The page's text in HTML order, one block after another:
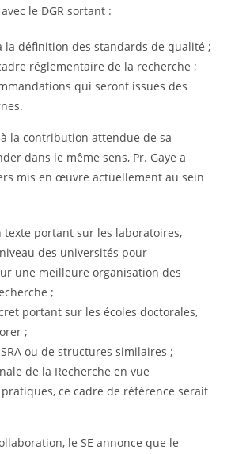
le DGR sortant :
la définition des standards de qualité ;
réglementaire de la recherche ;
qui seront issues des
à la contribution attendue de sa
dans le même sens, Pr. Gaye a
mis en œuvre actuellement au sein
texte portant sur les laboratoires,
des universités pour
une meilleure organisation des
;
portant sur les écoles doctorales,
;
ou de structures similaires ;
de la Recherche en vue
pratiques, ce cadre de référence serait
le SE annonce que le